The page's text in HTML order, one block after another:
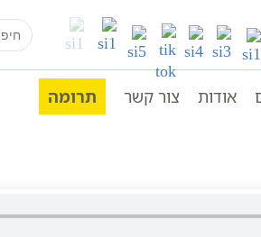
for:
אודות צור קשר תרומה
הספירות
תע"ס חלק א - הרב